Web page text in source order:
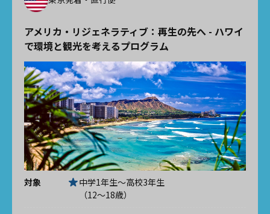
アメリカ・リジェネラティブ：再生の先へ - ハワイ
で環境と観光を考えるプログラム
対象
中学1年生～高校3年生
（12～18歳）